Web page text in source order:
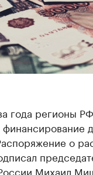
года регионы
о
России Михаил